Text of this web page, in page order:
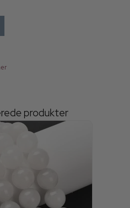
produkter